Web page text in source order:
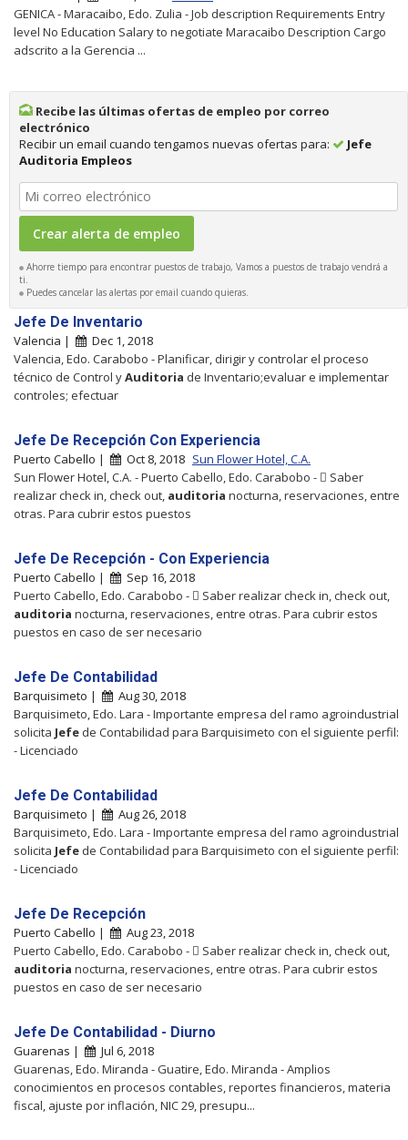
GENICA - Maracaibo, Edo. Zulia - Job description Requirements Entry
level No Education Salary to negotiate Maracaibo Description Cargo
adscrito a la Gerencia ...
Recibe las últimas ofertas de empleo por correo
electrónico
Recibir un email cuando tengamos nuevas ofertas para:
Jefe
Auditoria Empleos
Ahorre tiempo para encontrar puestos de trabajo, Vamos a puestos de trabajo vendrá a
ti.
Puedes cancelar las alertas por email cuando quieras.
Jefe De Inventario
Valencia |
Dec 1, 2018
Valencia, Edo. Carabobo - Planificar, dirigir y controlar el proceso
técnico de Control yAuditoria de Inventario;evaluar e implementar
controles; efectuar
Jefe De Recepción Con Experiencia
Puerto Cabello | Oct 8, 2018 Sun Flower Hotel, C.A.
Sun Flower Hotel, C.A. - Puerto Cabello, Edo. Carabobo -  Saber
realizar check in, check out, auditoria nocturna, reservaciones, entre
otras. Para cubrir estos puestos
Jefe De Recepción - Con Experiencia
Puerto Cabello |
Sep 16, 2018
Puerto Cabello, Edo. Carabobo -  Saber realizar check in, check out,
auditoria nocturna, reservaciones, entre otras. Para cubrir estos
puestos en caso de ser necesario
Jefe De Contabilidad
Barquisimeto |
Aug 30, 2018
Barquisimeto, Edo. Lara - Importante empresa del ramo agroindustrial
solicita Jefe de Contabilidad para Barquisimeto con el siguiente perfil:
- Licenciado
Jefe De Contabilidad
Barquisimeto |
Aug 26, 2018
Barquisimeto, Edo. Lara - Importante empresa del ramo agroindustrial
solicita Jefe de Contabilidad para Barquisimeto con el siguiente perfil:
- Licenciado
Jefe De Recepción
Puerto Cabello |
Aug 23, 2018
Puerto Cabello, Edo. Carabobo -  Saber realizar check in, check out,
auditoria nocturna, reservaciones, entre otras. Para cubrir estos
puestos en caso de ser necesario
Jefe De Contabilidad - Diurno
Guarenas |
Jul 6, 2018
Guarenas, Edo. Miranda - Guatire, Edo. Miranda - Amplios
conocimientos en procesos contables, reportes financieros, materia
fiscal, ajuste por inflación, NIC 29, presupu...